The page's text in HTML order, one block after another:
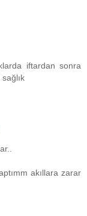
iftardan sonra
akıllara zarar